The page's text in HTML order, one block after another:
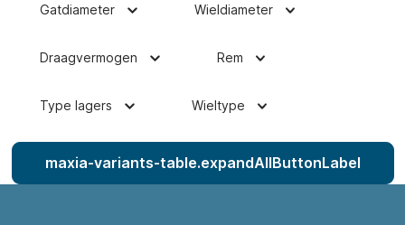
Gatdiameter Wieldiameter
Draagvermogen Rem
Type lagers Wieltype
maxia-variants-table.expandAllButtonLabel